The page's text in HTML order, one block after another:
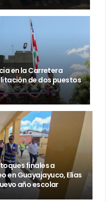
en la Carretera
de dos puestos
finales a
en Guayajayuco, Elías
año escolar